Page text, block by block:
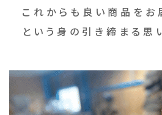
これからも良い商品をお
という身の引き締まる思